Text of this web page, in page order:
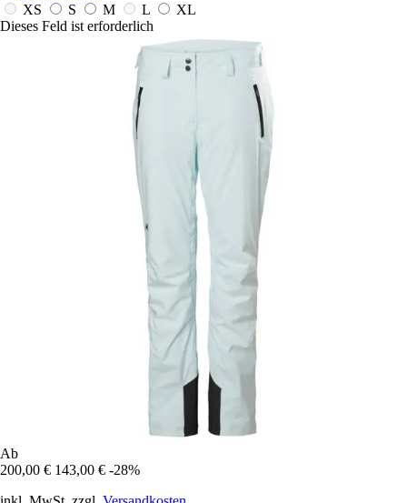
XS
S M L
XL
Dieses Feld ist erforderlich
Ab
200,00 € 143,00 € -28%